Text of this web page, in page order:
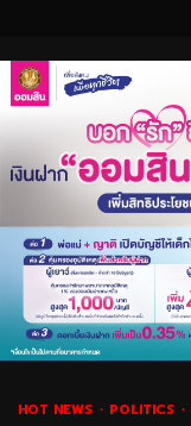
HOT NEWS POLITICS